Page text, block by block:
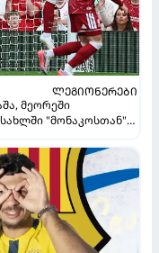
ᲚᲔᲒᲘᲝᲜᲔᲠᲔᲑᲘ
მეორეში
"მონაკოსთან"